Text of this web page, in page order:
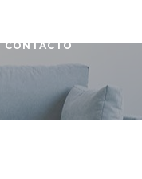
CONTACTO